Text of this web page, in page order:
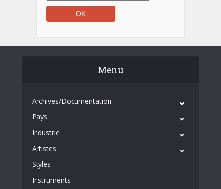
Menu
Archives/Documentation
Pays
Industrie
Artistes
Styles
Instruments